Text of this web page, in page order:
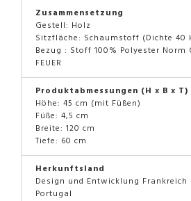
Zusammensetzung
Gestell: Holz
Sitzfläche: Schaumstoff (Dichte 40
Bezug : Stoff 100% Polyester Norm
FEUER
Produktabmessungen (H x B x T)
Höhe: 45 cm (mit Füßen)
Füße: 4,5 cm
Breite: 120 cm
Tiefe: 60 cm
Herkunftsland
Design und Entwicklung
Portugal